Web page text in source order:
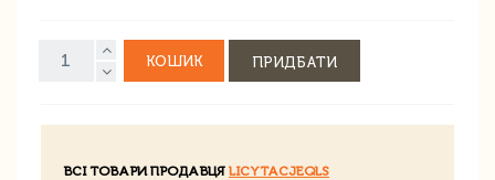
КОШИК ПРИДБАТИ
ВСІ ТОВАРИ ПРОДАВЦЯ LICYTACJEQLS